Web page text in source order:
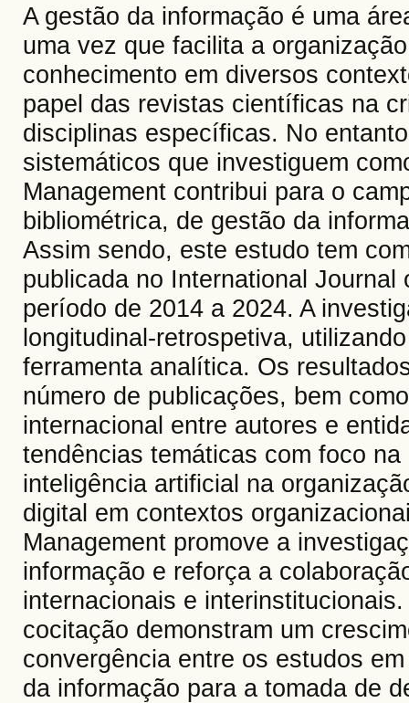
A gestão da informação é uma
uma vez que facilita a
conhecimento em diversos
papel das revistas científicas na
disciplinas específicas. No
sistemáticos que investiguem
Management contribui para o
bibliométrica, de gestão da
Assim sendo, este estudo tem
publicada no International
período de 2014 a 2024. A
longitudinal-retrospetiva,
ferramenta analítica. Os
número de publicações, bem
internacional entre autores e
tendências temáticas com foco
inteligência artificial na
digital em contextos
Management promove a
informação e reforça a
internacionais e
cocitação demonstram um
convergência entre os estudos
da informação para a tomada de